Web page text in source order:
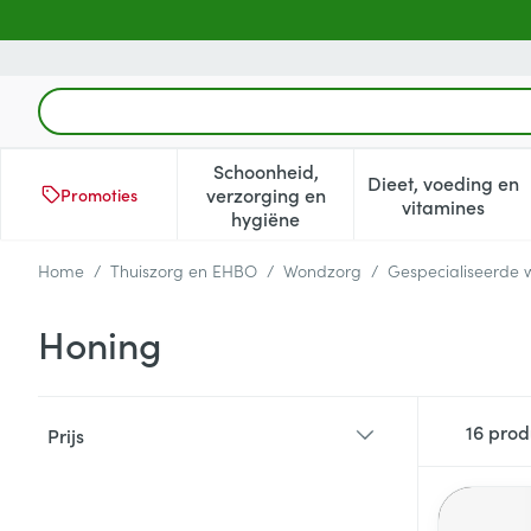
Product, merk, categorie...
Promoties
Schoonheid,
verzorging en
hygiëne
Toon submenu voor
Dieet, voeding en
vitamines
Toon
Home / Thuiszorg en EHBO / Wondzorg / Gespecialiseerde
Honing
Prijs
16